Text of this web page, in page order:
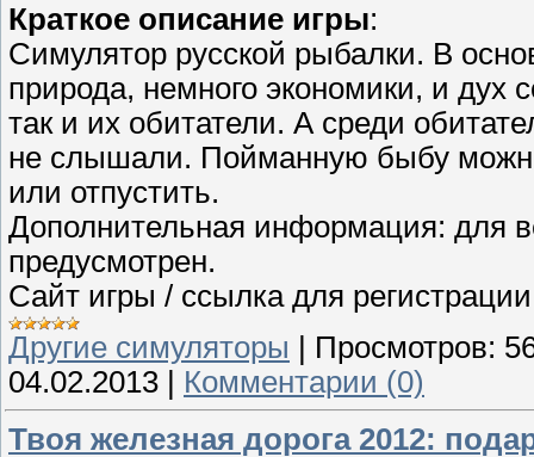
Краткое описание игры:
Симулятор русской рыбалки. В
природа, немного экономики, и дух
так и их обитатели. А среди
не слышали. Пойманную быбу
или отпустить.
Дополнительная информация: для
предусмотрен.
Сайт игры / ссылка для
Другие симуляторы
Просмотров:
04.02.2013
Комментарии (0)
Твоя железная дорога 2012: